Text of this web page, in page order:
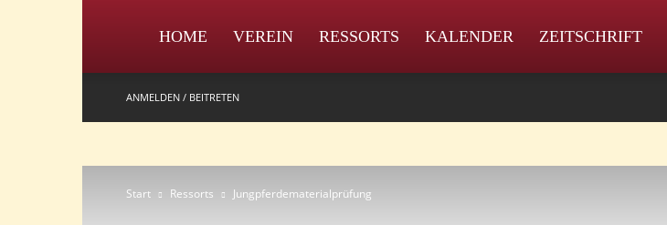
IPZV
HOME VEREIN RESSORTS KALENDER ZEITSCHRIFT
ANMELDEN / BEITRETEN
Start Ressorts Jungpferdematerialprüfung